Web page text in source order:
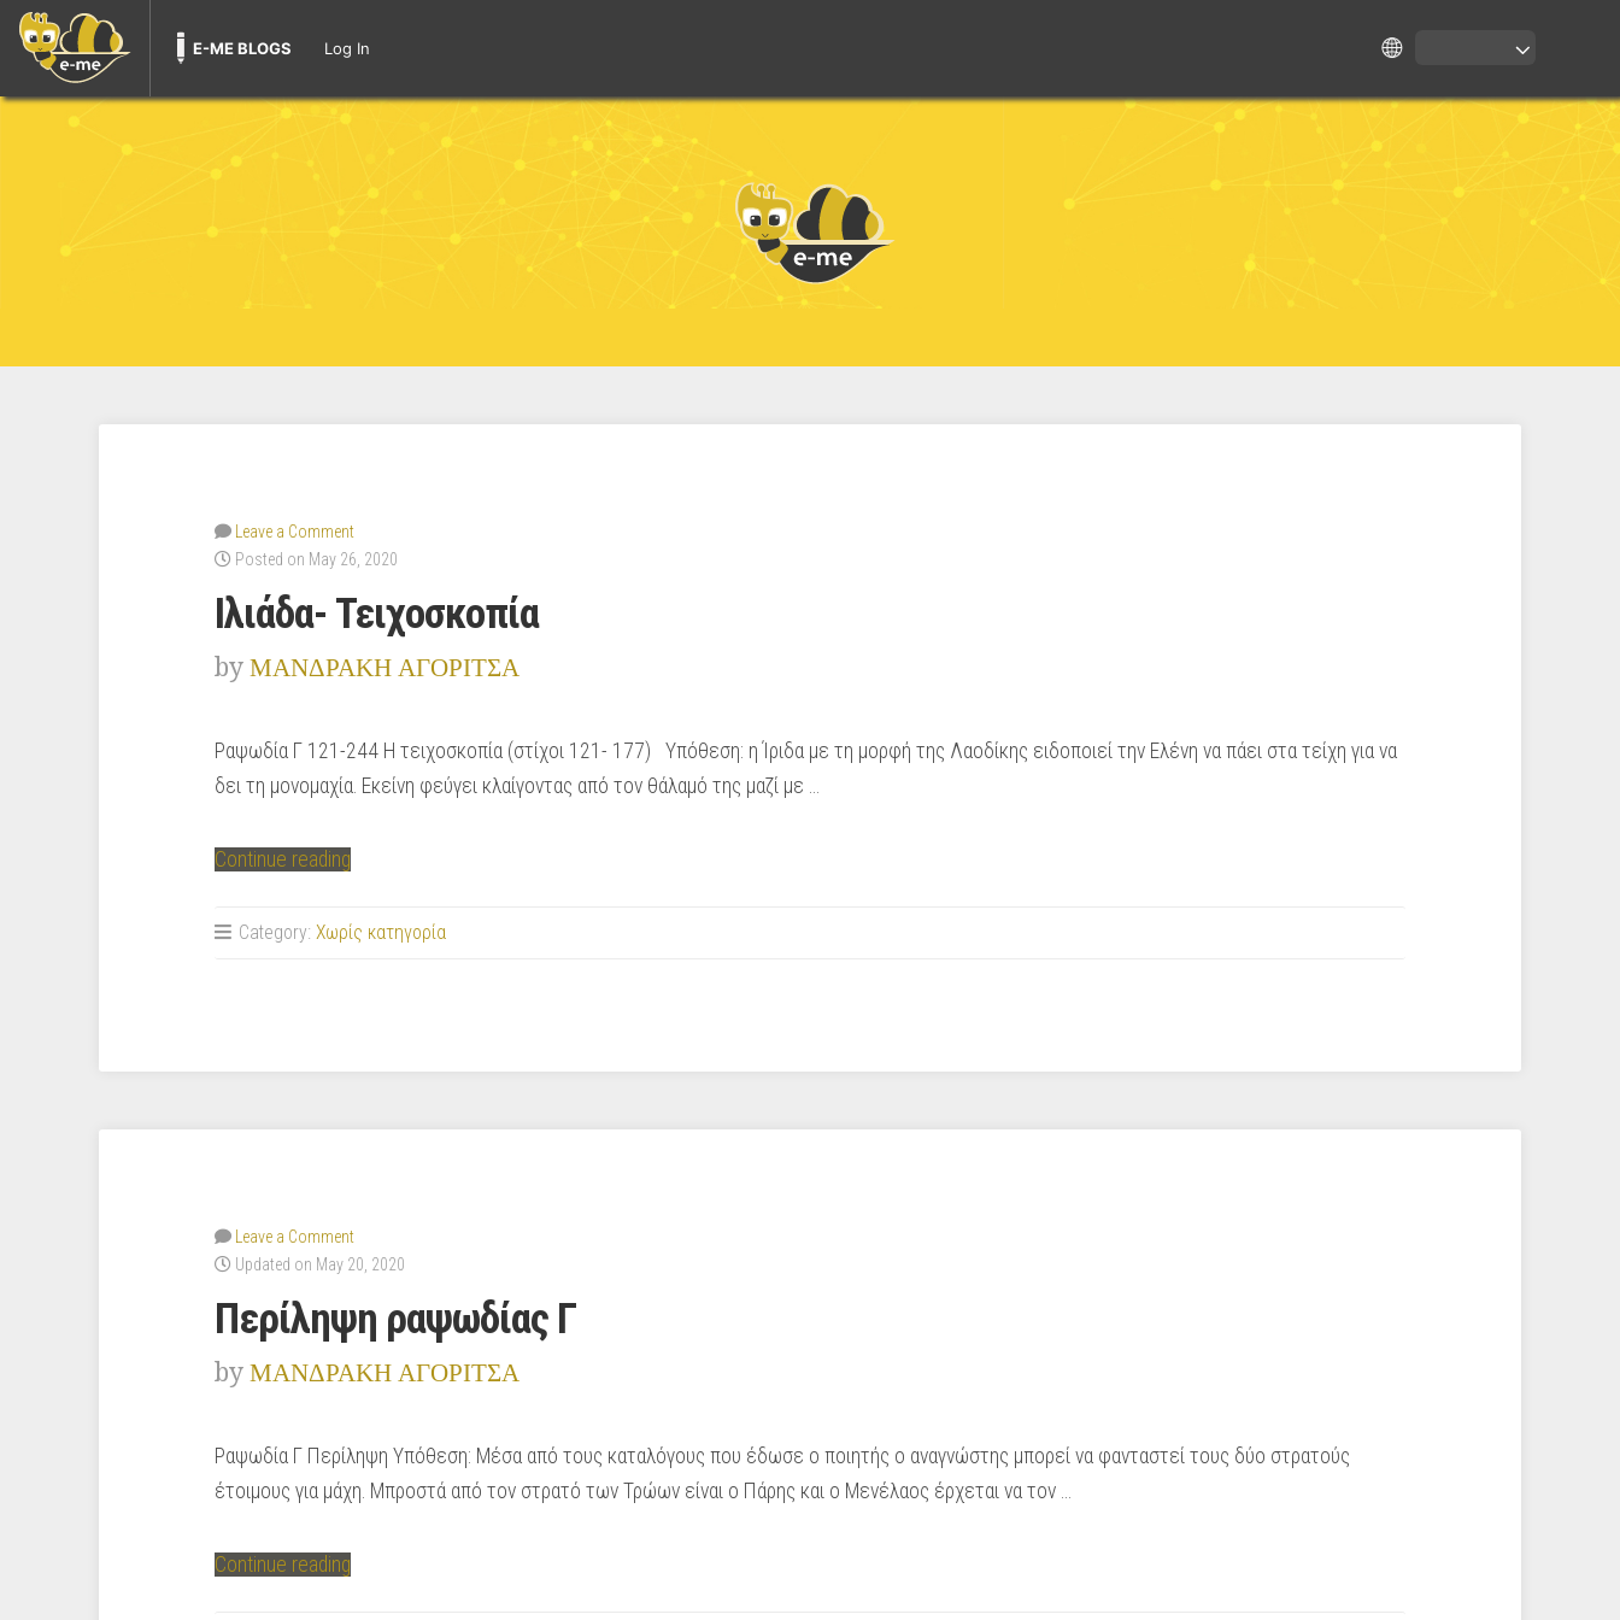
E-ME BLOGS Log In
Leave a Comment
Posted on May 26, 2020
Ιλιάδα- Τειχοσκοπία
by ΜΑΝΔΡΑΚΗ ΑΓΟΡΙΤΣΑ
Ραψωδία Γ 121-244 Η τειχοσκοπία (στίχοι 121- 177) Υπόθεση: η Ίριδα με τη μορφή της Λαοδίκης ειδοποιεί την Ελένη να πάει στα τείχη για να
δει τη μονομαχία. Εκείνη φεύγει κλαίγοντας από τον θάλαμό της μαζί με …
Continue reading
Category: Χωρίς κατηγορία
Leave a Comment
Updated on May 20, 2020
Περίληψη ραψωδίας Γ
by ΜΑΝΔΡΑΚΗ ΑΓΟΡΙΤΣΑ
Ραψωδία Γ Περίληψη Υπόθεση: Μέσα από τους καταλόγους που έδωσε ο ποιητής ο αναγνώστης μπορεί να φανταστεί τους δύο στρατούς
έτοιμους για μάχη. Μπροστά από τον στρατό των Τρώων είναι ο Πάρης και ο Μενέλαος έρχεται να τον …
Continue reading